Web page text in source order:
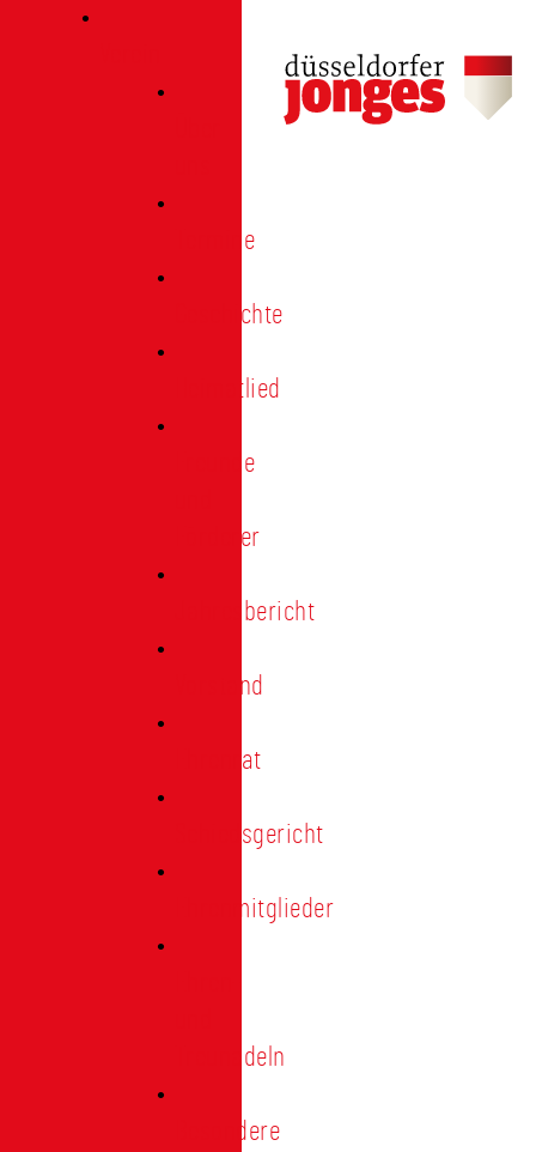
Termine
Geschichte
Heimatlied
Freunde
Förderer
Jahresbericht
Vorstand
Ehrenrat
Schiedsgericht
Ehrenmitglieder
Treunadeln
Besondere